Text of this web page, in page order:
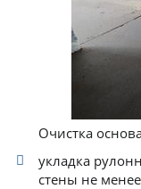
Очистка
укладка
стены не